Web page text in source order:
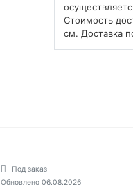
Стоимость
см. Доставка
Под заказ
Обновлено 06.08.2026